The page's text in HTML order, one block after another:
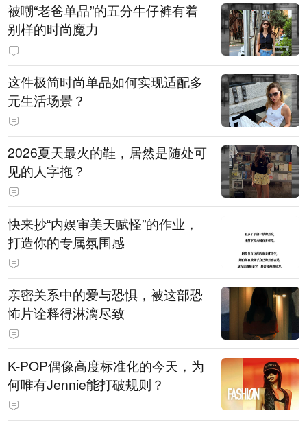
被嘲“老爸单品”的五分牛仔裤有着
别样的时尚魔力
这件极简时尚单品如何实现适配多
元生活场景？
2026夏天最火的鞋，居然是随处可
见的人字拖？
快来抄“内娱审美天赋怪”的作业，
打造你的专属氛围感
亲密关系中的爱与恐惧，被这部恐
怖片诠释得淋漓尽致
K-POP偶像高度标准化的今天，为
何唯有Jennie能打破规则？